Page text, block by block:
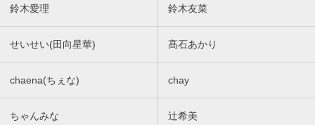
鈴木愛理 鈴木友菜
せいせい(田向星華) 髙石あかり
chaena(ちぇな) chay
ちゃんみな 辻希美